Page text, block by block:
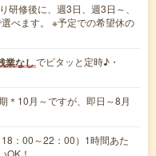
研修後に、週3日、週3日～、
べます。 ※予定での希望休の
業なしでピタッと定時♪・
＊10月～ですが、即日～8月
：00～22：00）1時間あた
OK！